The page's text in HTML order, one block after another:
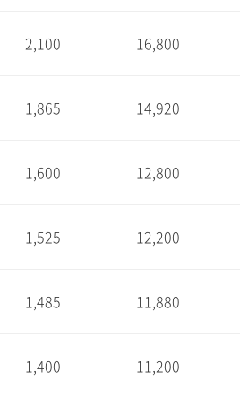
2,100 16,800
1,865 14,920
1,600 12,800
1,525 12,200
1,485 11,880
1,400 11,200